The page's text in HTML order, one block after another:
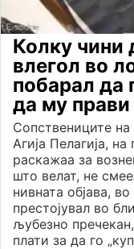
Колку чини
влегол во
побарал да
да му
Сопствениците на
Агија Пелагија,
раскажаа за
што велат, не
нивната објава,
престојувал во
љубезно
плати за да го